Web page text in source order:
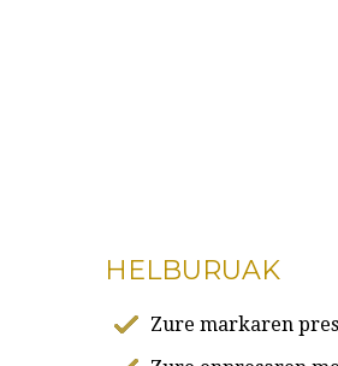
HELBURUAK
Zure markaren